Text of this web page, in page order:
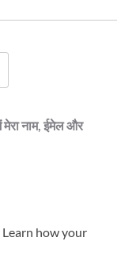
मेरा नाम, ईमेल और
Learn how your